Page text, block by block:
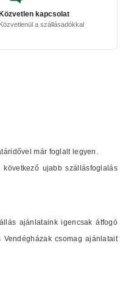
Közvetlen kapcsolat
Közvetlenül a szállásadókkal
már foglalt legyen.
ujabb szállásfoglalás
ajánlataink igencsak átfogó
csomag ajánlatait